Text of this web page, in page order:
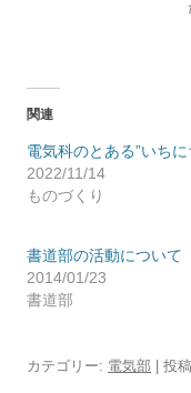
関連
電気科のとある”いちに
2022/11/14
ものづくり
書道部の活動について
2014/01/23
書道部
カテゴリー: 電気部 | 投